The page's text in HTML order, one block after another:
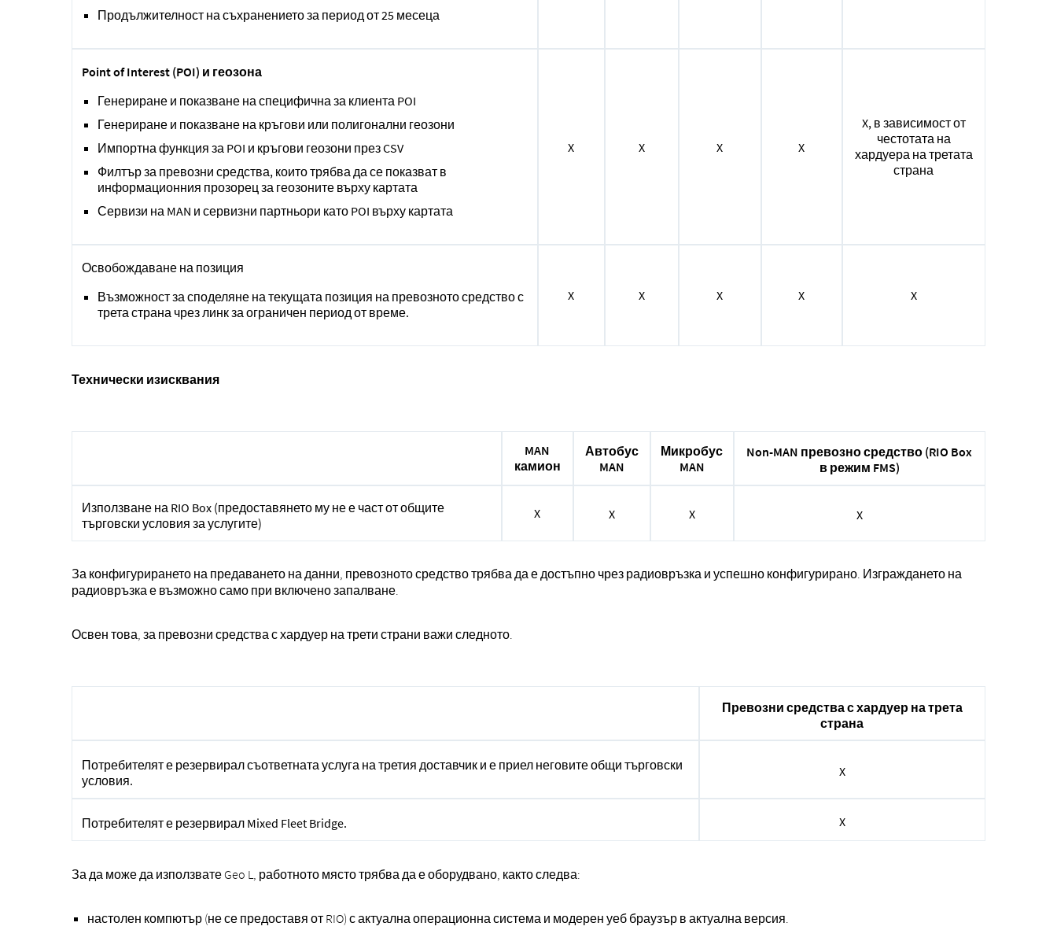
Продължителност на съхранението за период от 25 месеца
Point of Interest (POI) и геозона
Генериране и показване на специфична за клиента POI
Генериране и показване на кръгови или полигонални геозони
Импортна функция за POI и кръгови геозони през CSV
Филтър за превозни средства, които трябва да се показват в
информационния прозорец за геозоните върху картата
Сервизи на MAN и сервизни партньори като POI върху картата
X X X X
X, в зависимост от
честотата на
хардуера на третата
страна
Освобождаване на позиция
Възможност за споделяне на текущата позиция на превозното средство с
трета страна чрез линк за ограничен период от време.
X X X X X
Технически изисквания
MAN
камион
Автобус
MAN
Микробус
MAN
Non-MAN превозно средство (RIO Box
в режим FMS)
Използване на RIO Box (предоставянето му не е част от общите
търговски условия за услугите)
X X X X
За конфигурирането на предаването на данни, превозното средство трябва да е достъпно чрез радиовръзка и успешно конфигурирано. Изграждането на
радиовръзка е възможно само при включено запалване.
Освен това, за превозни средства с хардуер на трети страни важи следното.
Превозни средства с хардуер на трета
страна
Потребителят е резервирал съответната услуга на третия доставчик и е приел неговите общи търговски
условия.
X
Потребителят е резервирал Mixed Fleet Bridge. X
За да може да използвате Geo L, работното място трябва да е оборудвано, както следва:
настолен компютър (не се предоставя от RIO) с актуална операционна система и модерен уеб браузър в актуална версия.